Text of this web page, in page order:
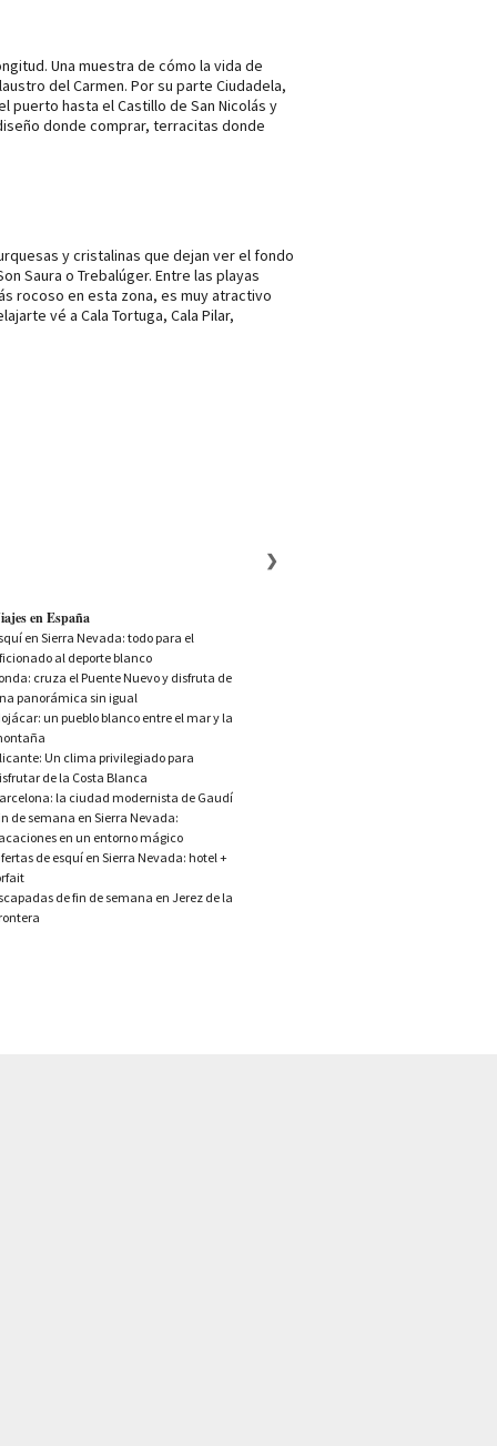
Una muestra de cómo la vida de
del Carmen. Por su parte Ciudadela,
hasta el Castillo de San Nicolás y
donde comprar, terracitas donde
y cristalinas que dejan ver el fondo
Saura o Trebalúger. Entre las playas
rocoso en esta zona, es muy atractivo
vé a Cala Tortuga, Cala Pilar,
en España
en Sierra Nevada: todo para el
al deporte blanco
cruza el Puente Nuevo y disfruta de
panorámica sin igual
un pueblo blanco entre el mar y la
Un clima privilegiado para
de la Costa Blanca
la ciudad modernista de Gaudí
de semana en Sierra Nevada:
en un entorno mágico
de esquí en Sierra Nevada: hotel +
de fin de semana en Jerez de la